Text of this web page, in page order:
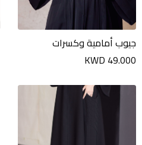
جيوب أمامية وكسرات
KWD 49.000